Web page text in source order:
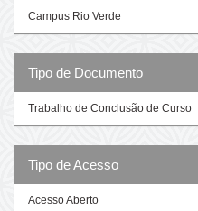
Campus Rio Verde
Tipo de Documento
Trabalho de Conclusão de Curso
Tipo de Acesso
Acesso Aberto